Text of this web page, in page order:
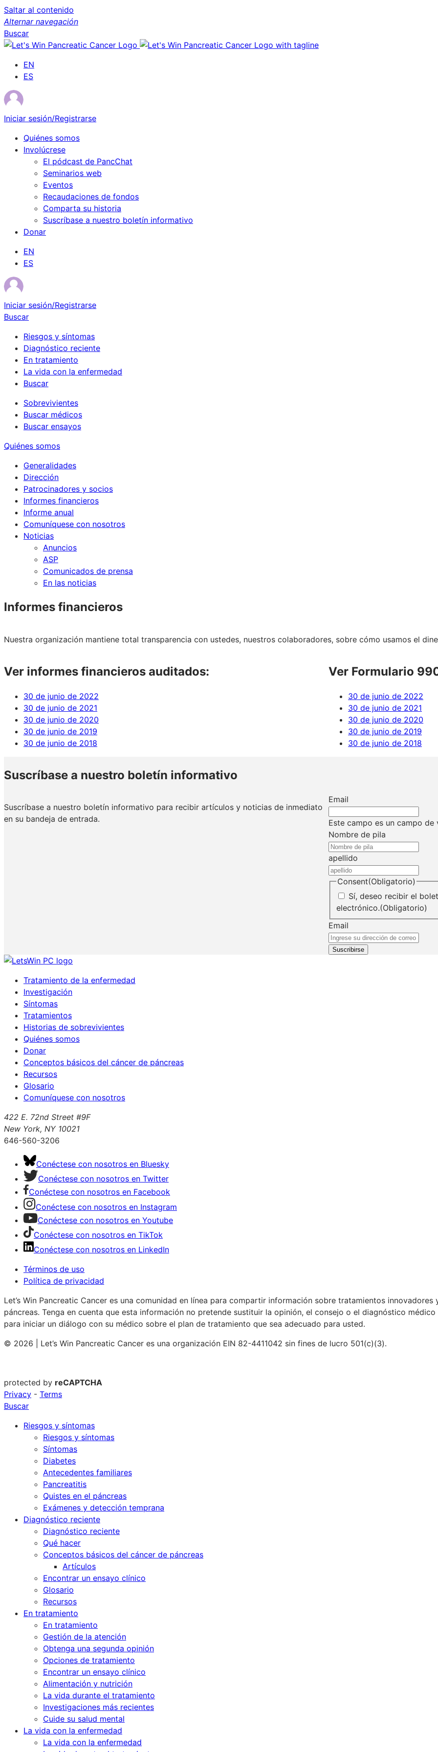
Saltar al contenido
Alternar navegación
Buscar
EN
ES
Iniciar sesión/Registrarse
Quiénes somos
Involúcrese
El pódcast de PancChat
Seminarios web
Eventos
Recaudaciones de fondos
Comparta su historia
Suscríbase a nuestro boletín informativo
Donar
EN
ES
Iniciar sesión/Registrarse
Buscar
Riesgos y síntomas
Diagnóstico reciente
En tratamiento
La vida con la enfermedad
Buscar
Sobrevivientes
Buscar médicos
Buscar ensayos
Quiénes somos
Generalidades
Dirección
Patrocinadores y socios
Informes financieros
Informe anual
Comuníquese con nosotros
Noticias
Anuncios
ASP
Comunicados de prensa
En las noticias
Informes financieros
Nuestra organización mantiene total transparencia con ustedes, nuestros colaboradores, sobre cómo usamos el
Ver informes financieros auditados:
30 de junio de 2022
30 de junio de 2021
30 de junio de 2020
30 de junio de 2019
30 de junio de 2018
Ver Formulario
30 de junio de 2022
30 de junio de 2021
30 de junio de 2020
30 de junio de 2019
30 de junio de 2018
Suscríbase a nuestro boletín informativo
Suscríbase a nuestro boletín informativo para recibir artículos y noticias de inmediato
en su bandeja de entrada.
Email
Este campo es un campo
Nombre de pila
apellido
Consent(Obligatorio)
Sí, deseo recibir el
electrónico.(Obligatorio)
Email
Tratamiento de la enfermedad
Investigación
Síntomas
Tratamientos
Historias de sobrevivientes
Quiénes somos
Donar
Conceptos básicos del cáncer de páncreas
Recursos
Glosario
Comuníquese con nosotros
422 E. 72nd Street #9F
New York, NY 10021
646-560-3206
Conéctese con nosotros en Bluesky
Conéctese con nosotros en Twitter
Conéctese con nosotros en Facebook
Conéctese con nosotros en Instagram
Conéctese con nosotros en Youtube
Conéctese con nosotros en TikTok
Conéctese con nosotros en LinkedIn
Términos de uso
Política de privacidad
Let’s Win Pancreatic Cancer es una comunidad en línea para compartir información sobre tratamientos
páncreas. Tenga en cuenta que esta información no pretende sustituir la opinión, el consejo o el diagnóstico
para iniciar un diálogo con su médico sobre el plan de tratamiento que sea adecuado para usted.
© 2026 | Let’s Win Pancreatic Cancer es una organización EIN 82-4411042 sin fines de lucro 501(c)(3).
protected by reCAPTCHA
Privacy - Terms
Buscar
Riesgos y síntomas
Riesgos y síntomas
Síntomas
Diabetes
Antecedentes familiares
Pancreatitis
Quistes en el páncreas
Exámenes y detección temprana
Diagnóstico reciente
Diagnóstico reciente
Qué hacer
Conceptos básicos del cáncer de páncreas
Artículos
Encontrar un ensayo clínico
Glosario
Recursos
En tratamiento
En tratamiento
Gestión de la atención
Obtenga una segunda opinión
Opciones de tratamiento
Encontrar un ensayo clínico
Alimentación y nutrición
La vida durante el tratamiento
Investigaciones más recientes
Cuide su salud mental
La vida con la enfermedad
La vida con la enfermedad